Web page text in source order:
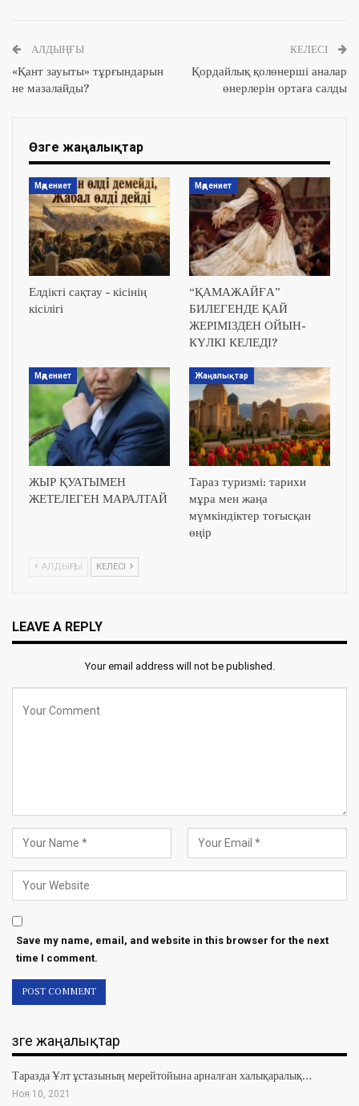
АЛДЫҢҒЫ
«Қант зауыты» тұрғындарын
не мазалайды?
КЕЛЕСІ
Қордайлық қолөнерші аналар
өнерлерін ортаға салды
Өзге жаңалықтар
Мәдениет
Елдікті сақтау – кісінің
кісілігі
Мәдениет
“ҚАМАЖАЙҒА”
БИЛЕГЕНДЕ ҚАЙ
ЖЕРІМІЗДЕН ОЙЫН-
КҮЛКІ КЕЛЕДІ?
Мәдениет
ЖЫР ҚУАТЫМЕН
ЖЕТЕЛЕГЕН МАРАЛТАЙ
Жаңалықтар
Тараз туризмі: тарихи
мұра мен жаңа
мүмкіндіктер тоғысқан
өңір
АЛДЫҢҒЫ КЕЛЕСІ
LEAVE A REPLY
Your email address will not be published.
Save my name, email, and website in this browser for the next
time I comment.
Өзге жаңалықтар
Таразда Ұлт ұстазының мерейтойына арналған халықаралық…
Ноя 10, 2021